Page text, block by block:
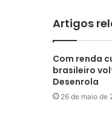
Artigos
Com renda
brasileiro
Desenrola
26 de maio de